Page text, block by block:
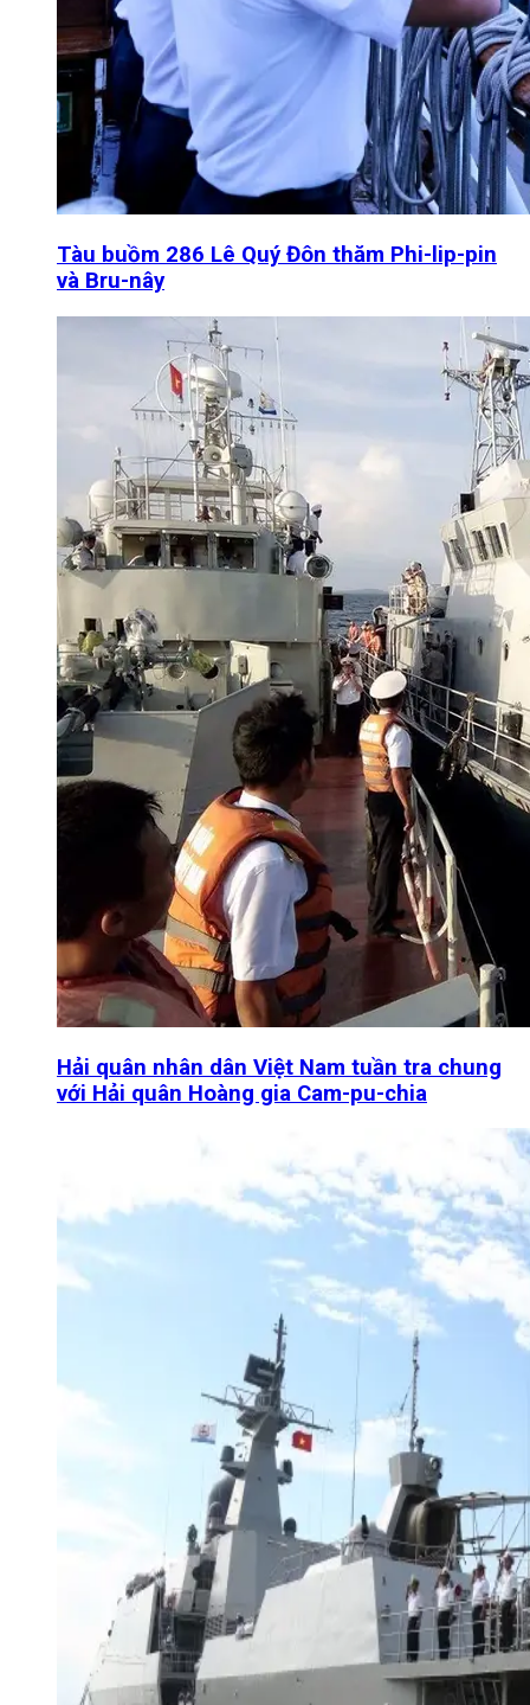
Tàu buồm 286 Lê Quý Đôn thăm Phi-lip-pin
và Bru-nây
Hải quân nhân dân Việt Nam tuần tra chung
với Hải quân Hoàng gia Cam-pu-chia